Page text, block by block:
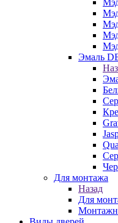
Эмаль
Для монтажа
Назад
Для